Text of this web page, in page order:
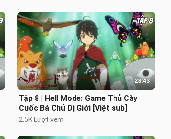
23:43
Tập 8 | Hell Mode: Game Thủ Cày
Cuốc Bá Chủ Dị Giới [Việt sub]
2.5K Lượt xem